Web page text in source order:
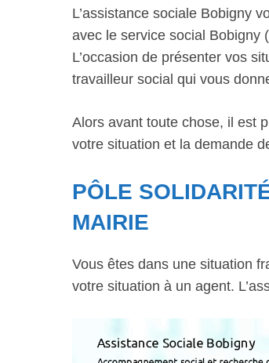
L’assistance sociale Bobigny
avec le service social Bobigny
L’occasion de présenter vos
travailleur social qui vous
Alors avant toute chose, il est
votre situation et la demande
PÔLE
MAIRIE
Vous êtes dans une situation
votre situation à un agent.